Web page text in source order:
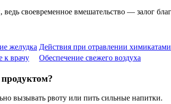
своевременное вмешательство — залог
желудка Действия при отравлении химикатами
к врачу Обеспечение свежего воздуха
вызывать рвоту или пить сильные напитки.